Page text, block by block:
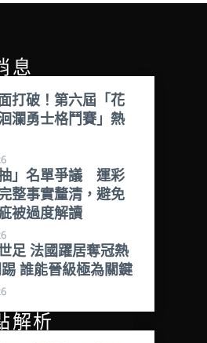
息
打破！第六屆「花
瀾勇士格鬥賽」熱
抽」名單爭議 運彩
整事實釐清，避免
被過度解讀
足 法國躍居奪冠熱
誰能晉級極為關鍵
解析